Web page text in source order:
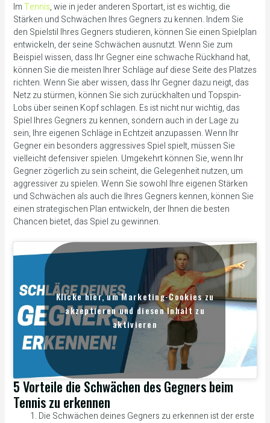
ImTennis, wie in jeder anderen Sportart, ist es wichtig, die
Stärken und Schwächen Ihres Gegners zu kennen. Indem Sie
den Spielstil Ihres Gegners studieren, können Sie einen Spielplan
entwickeln, der seine Schwächen ausnutzt. Wenn Sie zum
Beispiel wissen, dass Ihr Gegner eine schwache Rückhand hat,
können Sie die meisten Ihrer Schläge auf diese Seite des Platzes
richten. Wenn Sie aber wissen, dass Ihr Gegner dazu neigt, das
Netz zu stürmen, können Sie sich zurückhalten und Topspin-
Lobs über seinen Kopf schlagen. Es ist nicht nur wichtig, das
Spiel Ihres Gegners zu kennen, sondern auch in der Lage zu
sein, Ihre eigenen Schläge in Echtzeit anzupassen. Wenn Ihr
Gegner ein besonders aggressives Spiel spielt, müssen Sie
vielleicht defensiver spielen. Umgekehrt können Sie, wenn Ihr
Gegner zögerlich zu sein scheint, die Gelegenheit nutzen, um
aggressiver zu spielen. Wenn Sie sowohl Ihre eigenen Stärken
und Schwächen als auch die Ihres Gegners kennen, können Sie
einen strategischen Plan entwickeln, der Ihnen die besten
Chancen bietet, das Spiel zu gewinnen.
Klicke hier, um Marketing-Cookies zu
akzeptieren und diesen Inhalt zu
aktivieren
5 Vorteile die Schwächen des Gegners beim
Tennis zu erkennen
Die Schwächen deines Gegners zu erkennen ist der erste